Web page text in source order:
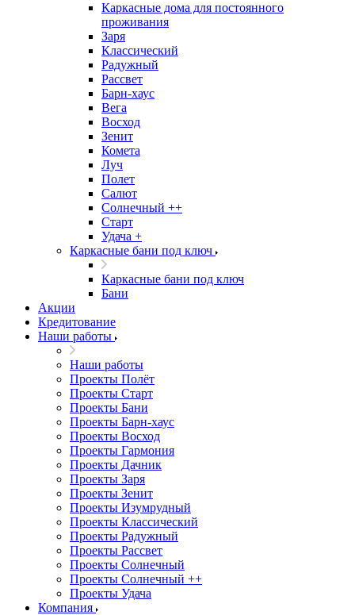
Каркасные дома для постоянного
проживания
Заря
Классический
Радужный
Рассвет
Барн-хаус
Вега
Восход
Зенит
Комета
Луч
Полет
Салют
Солнечный ++
Старт
Удача +
Каркасные бани под ключ
Каркасные бани под ключ
Бани
Акции
Кредитование
Наши работы
Наши работы
Проекты Полёт
Проекты Старт
Проекты Бани
Проекты Барн-хаус
Проекты Восход
Проекты Гармония
Проекты Дачник
Проекты Заря
Проекты Зенит
Проекты Изумрудный
Проекты Классический
Проекты Радужный
Проекты Рассвет
Проекты Солнечный
Проекты Солнечный ++
Проекты Удача
Компания